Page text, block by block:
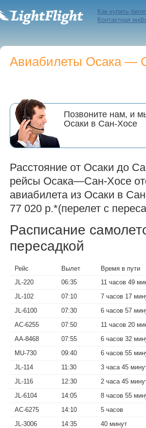
Как купить
Контактная
Авиабилеты Осака —
Позвоните нам, и
Осаки в Сан-Хосе
Расстояние от Осаки до
рейсы Осака—Сан-Хосе
авиабилета из Осаки в
77 020 р.*(перелет с
Расписание
пересадкой
Рейс Вылет Время в пути
JL-220
06:35 11 часов 49
JL-102
07:10 7 часов 17
JL-6100
07:30 6 часов 57
AC-6255
07:50 11 часов 20
AA-8468
07:55 6 часов 32
MU-730
09:40 6 часов 55
JL-114
11:30 3 часа 45
JL-116
12:30 2 часа 45
JL-6104
14:05 8 часов 55
AC-6275
14:10 5 часов
JL-3006
14:35 40 минут